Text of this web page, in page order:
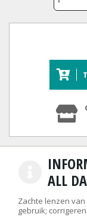
ALL
Zachte lenzen
gebruik;